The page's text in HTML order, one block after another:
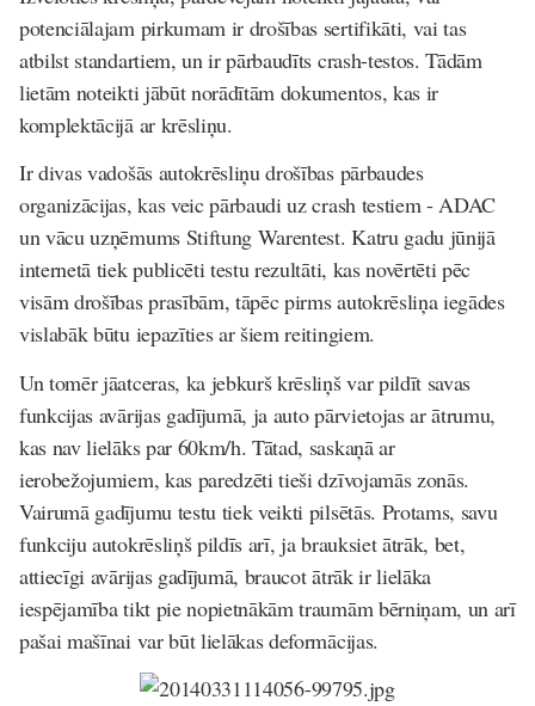
potenciālajam pirkumam ir drošības sertifikāti, vai tas
atbilst standartiem, un ir pārbaudīts crash-testos. Tādām
lietām noteikti jābūt norādītām dokumentos, kas ir
komplektācijā ar krēsliņu.
Ir divas vadošās autokrēsliņu drošības pārbaudes
organizācijas, kas veic pārbaudi uz crash testiem - ADAC
un vācu uzņēmums Stiftung Warentest. Katru gadu jūnijā
internetā tiek publicēti testu rezultāti, kas novērtēti pēc
visām drošības prasībām, tāpēc pirms autokrēsliņa iegādes
vislabāk būtu iepazīties ar šiem reitingiem.
Un tomēr jāatceras, ka jebkurš krēsliņš var pildīt savas
funkcijas avārijas gadījumā, ja auto pārvietojas ar ātrumu,
kas nav lielāks par 60km/h. Tātad, saskaņā ar
ierobežojumiem, kas paredzēti tieši dzīvojamās zonās.
Vairumā gadījumu testu tiek veikti pilsētās. Protams, savu
funkciju autokrēsliņš pildīs arī, ja brauksiet ātrāk, bet,
attiecīgi avārijas gadījumā, braucot ātrāk ir lielāka
iespējamība tikt pie nopietnākām traumām bērniņam, un arī
pašai mašīnai var būt lielākas deformācijas.